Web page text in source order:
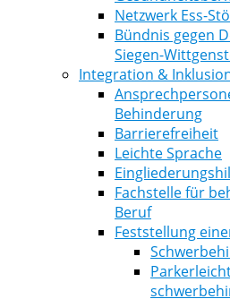
Netzwerk Ess-
Bündnis gegen
Siegen-
Integration &
Behinderung
Barrierefreiheit
Leichte Sprache
Fachstelle für
Beruf
Feststellung